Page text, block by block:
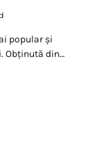
popular și
Obținută din…